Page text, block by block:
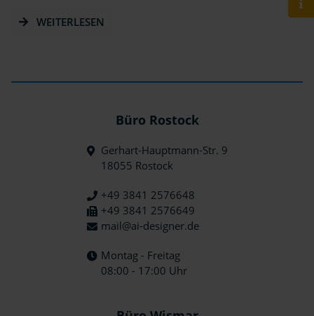
WEITERLESEN
Büro Rostock
Gerhart-Hauptmann-Str. 9
18055 Rostock
+49 3841 2576648
+49 3841 2576649
mail@ai-designer.de
Montag - Freitag
08:00 - 17:00 Uhr